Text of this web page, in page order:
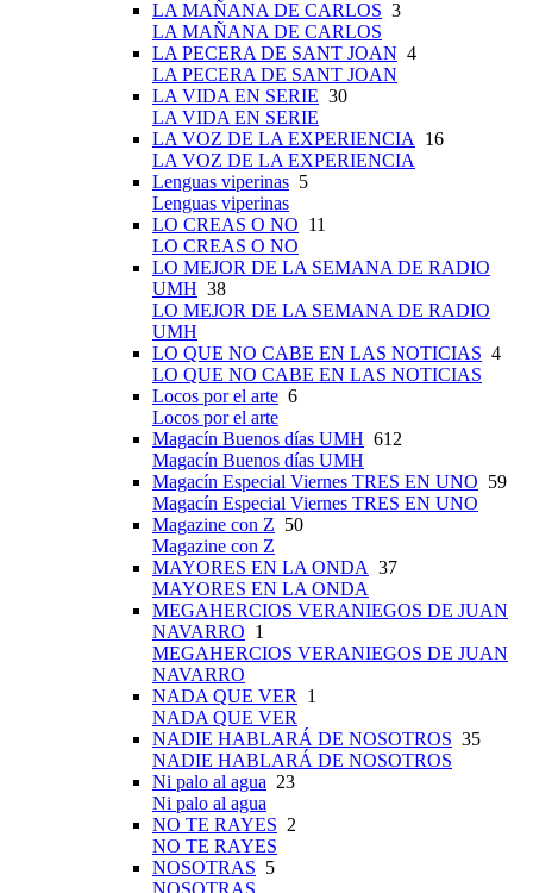
LA MAÑANA DE CARLOS 3
LA MAÑANA DE CARLOS
LA PECERA DE SANT JOAN 4
LA PECERA DE SANT JOAN
LA VIDA EN SERIE 30
LA VIDA EN SERIE
LA VOZ DE LA EXPERIENCIA
16
LA VOZ DE LA EXPERIENCIA
Lenguas viperinas 5
Lenguas viperinas
LO CREAS O NO 11
LO CREAS O NO
LO MEJOR DE LA SEMANA DE RADIO
UMH 38
LO MEJOR DE LA SEMANA DE RADIO
UMH
LO QUE NO CABE EN LAS NOTICIAS 4
LO QUE NO CABE EN LAS NOTICIAS
Locos por el arte 6
Locos por el arte
Magacín Buenos días UMH 612
Magacín Buenos días UMH
Magacín Especial Viernes TRES EN UNO 59
Magacín Especial Viernes TRES EN UNO
Magazine con Z 50
Magazine con Z
MAYORES EN LA ONDA 37
MAYORES EN LA ONDA
MEGAHERCIOS VERANIEGOS DE JUAN
NAVARRO 1
MEGAHERCIOS VERANIEGOS DE JUAN
NAVARRO
NADA QUE VER
1
NADA QUE VER
NADIE HABLARÁ DE NOSOTROS 35
NADIE HABLARÁ DE NOSOTROS
Ni palo al agua 23
Ni palo al agua
NO TE RAYES 2
NO TE RAYES
NOSOTRAS 5